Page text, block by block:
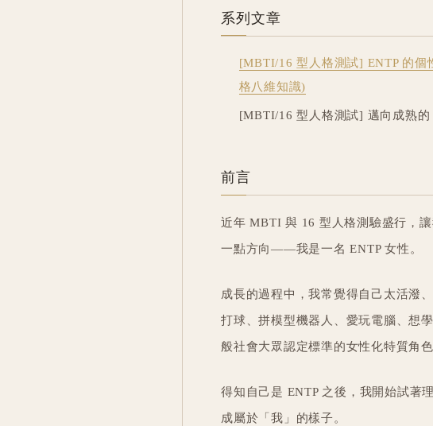
系列文章
[MBTI/16 型人格測試] ENTP 的個
格八維知識)
[MBTI/16 型人格測試] 邁向成熟
前言
近年 MBTI 與 16 型人格測驗盛行，
一點方向——我是一名 ENTP 女性。
成長的過程中，我常覺得自己太活潑
打球、拼模型機器人、愛玩電腦、想
般社會大眾認定標準的女性化特質角
得知自己是 ENTP 之後，我開始試著
成屬於「我」的樣子。